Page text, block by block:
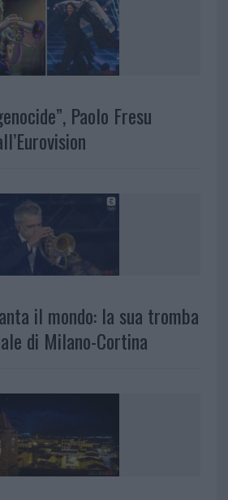
Paolo Fresu
il mondo: la sua tromba
di Milano-Cortina